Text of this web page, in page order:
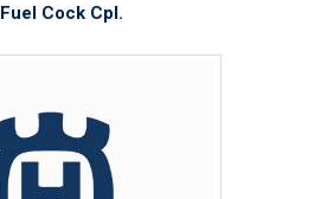
Fuel Cock Cpl.